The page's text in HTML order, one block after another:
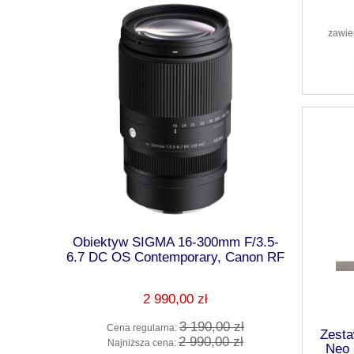
Obiektyw SIGMA 16-300mm F/3.5-
6.7 DC OS Contemporary, Canon RF
2 990,00 zł
Cena regularna: 3 190,00 zł
Najniższa cena: 2 990,00 zł
28/
Neo